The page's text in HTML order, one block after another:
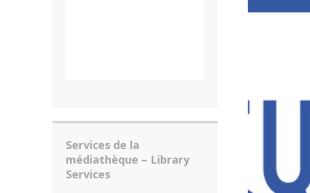
Services de la
médiathèque – Library
Services